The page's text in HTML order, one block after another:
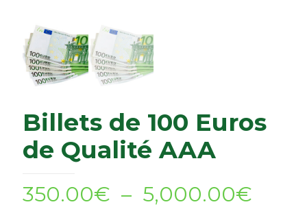
Billets de 100 Euros
de Qualité AAA
350.00€ – 5,000.00€